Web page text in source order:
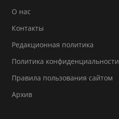
О нас
Контакты
Редакционная политика
Политика конфиденциальности
Правила пользования сайтом
Архив